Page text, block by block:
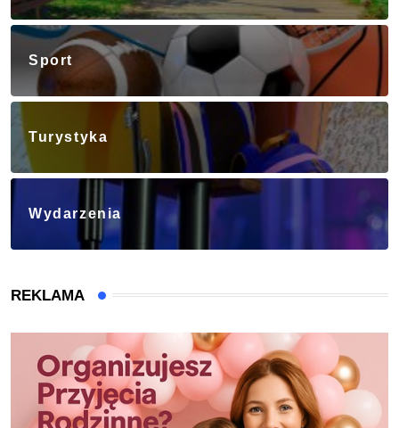
Sport
Turystyka
Wydarzenia
REKLAMA